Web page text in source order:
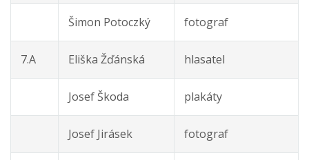
Šimon Potoczký fotograf
7.A Eliška Žďánská hlasatel
Josef Škoda plakáty
Josef Jirásek fotograf